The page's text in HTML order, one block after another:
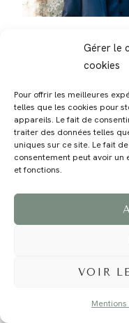
Gérer le
cookies
Pour offrir les meilleures
telles que les cookies pour
appareils. Le fait de
traiter des données telles
uniques sur ce site. Le fait
consentement peut avoir un
et fonctions.
VOIR
Mentions
MAGALI PRESTATIONS
©2024 EI Magali Selvi - Photographe